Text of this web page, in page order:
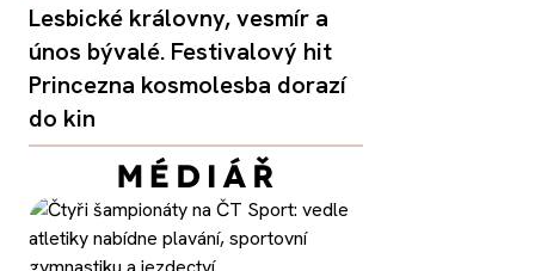
Lesbické královny, vesmír a
únos bývalé. Festivalový hit
Princezna kosmolesba dorazí
do kin